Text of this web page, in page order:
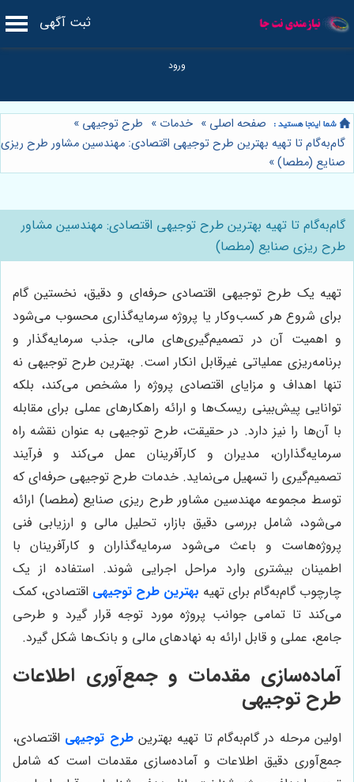
ثبت آگهی
صفحه اصلی » خدمات » طرح توجیهی »
گام‌به‌گام تا تهیه بهترین طرح توجیهی اقتصادی: مهندسین مشاور طرح ریزی
صنایع (مطصا)»
گام‌به‌گام تا تهیه بهترین طرح توجیهی اقتصادی: مهندسین مشاور
طرح ریزی صنایع (مطصا)
تهیه یک طرح توجیهی اقتصادی حرفه‌ای و دقیق، نخستین گام
برای شروع هر کسب‌وکار یا پروژه سرمایه‌گذاری محسوب می‌شود
و اهمیت آن در تصمیم‌گیری‌های مالی، جذب سرمایه‌گذار و
برنامه‌ریزی عملیاتی غیرقابل انکار است. بهترین طرح توجیهی نه
تنها اهداف و مزایای اقتصادی پروژه را مشخص می‌کند، بلکه
توانایی پیش‌بینی ریسک‌ها و ارائه راهکارهای عملی برای مقابله
با آن‌ها را نیز دارد. در حقیقت، طرح توجیهی به عنوان نقشه راه
سرمایه‌گذاران، مدیران و کارآفرینان عمل می‌کند و فرآیند
تصمیم‌گیری را تسهیل می‌نماید. خدمات طرح توجیهی حرفه‌ای که
توسط مجموعه مهندسین مشاور طرح ریزی صنایع (مطصا) ارائه
می‌شود، شامل بررسی دقیق بازار، تحلیل مالی و ارزیابی فنی
پروژه‌هاست و باعث می‌شود سرمایه‌گذاران و کارآفرینان با
اطمینان بیشتری وارد مراحل اجرایی شوند. استفاده از یک
چارچوب گام‌به‌گام برای تهیه بهترین طرح توجیهی اقتصادی، کمک
می‌کند تا تمامی جوانب پروژه مورد توجه قرار گیرد و طرحی
جامع، عملی و قابل ارائه به نهادهای مالی و بانک‌ها شکل گیرد.
آماده‌سازی مقدمات و جمع‌آوری اطلاعات
طرح توجیهی
اولین مرحله در گام‌به‌گام تا تهیه بهترینطرح توجیهی اقتصادی،
جمع‌آوری دقیق اطلاعات و آماده‌سازی مقدمات است که شامل